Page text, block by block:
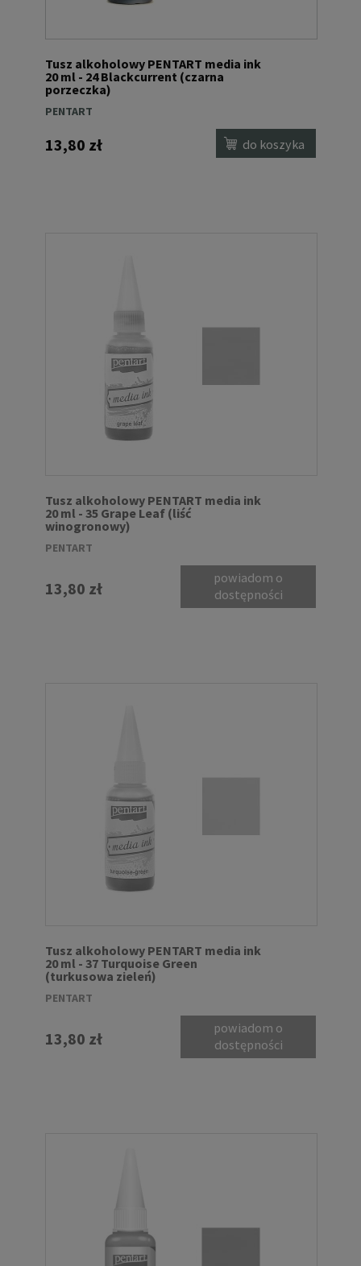
Tusz alkoholowy PENTART media ink
20 ml - 24 Blackcurrent (czarna
porzeczka)
PENTART
13,80 zł do koszyka
Tusz alkoholowy PENTART media ink
20 ml - 35 Grape Leaf (liść
winogronowy)
PENTART
13,80 zł
powiadom o
dostępności
Tusz alkoholowy PENTART media ink
20 ml - 37 Turquoise Green
(turkusowa zieleń)
PENTART
13,80 zł
powiadom o
dostępności